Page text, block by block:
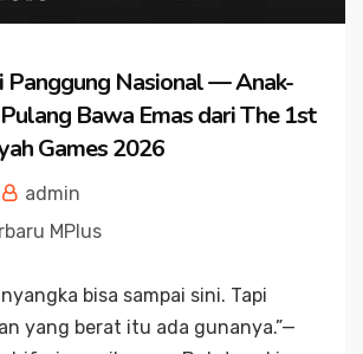
Panggung Nasional — Anak-
Bawa Emas dari The 1st
Games 2026
admin
MPlus
bisa sampai sini. Tapi
yang berat itu ada gunanya.”—